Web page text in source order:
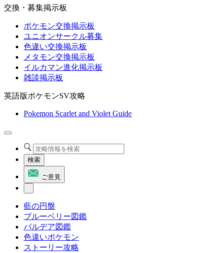
交換・募集掲示板
ポケモン交換掲示板
ユニオンサークル募集
色違い交換掲示板
メタモン交換掲示板
イルカマン進化掲示板
雑談掲示板
英語版ポケモンSV攻略
Pokemon Scarlet and Violet Guide
検索
ご意見
藍の円盤
ブルーベリー図鑑
パルデア図鑑
色違いポケモン
ストーリー攻略